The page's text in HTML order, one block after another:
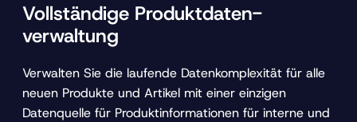
Vollständige Produktdaten-
verwaltung
Verwalten Sie die laufende Datenkomplexität für alle
neuen Produkte und Artikel mit einer einzigen
Datenquelle für Produktinformationen für interne und